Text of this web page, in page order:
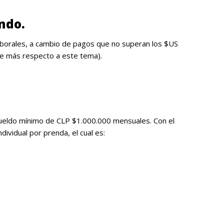
a cambio de pagos que no superan los $US
más respecto a este tema).
mínimo de CLP $1.000.000 mensuales. Con el
por prenda, el cual es: